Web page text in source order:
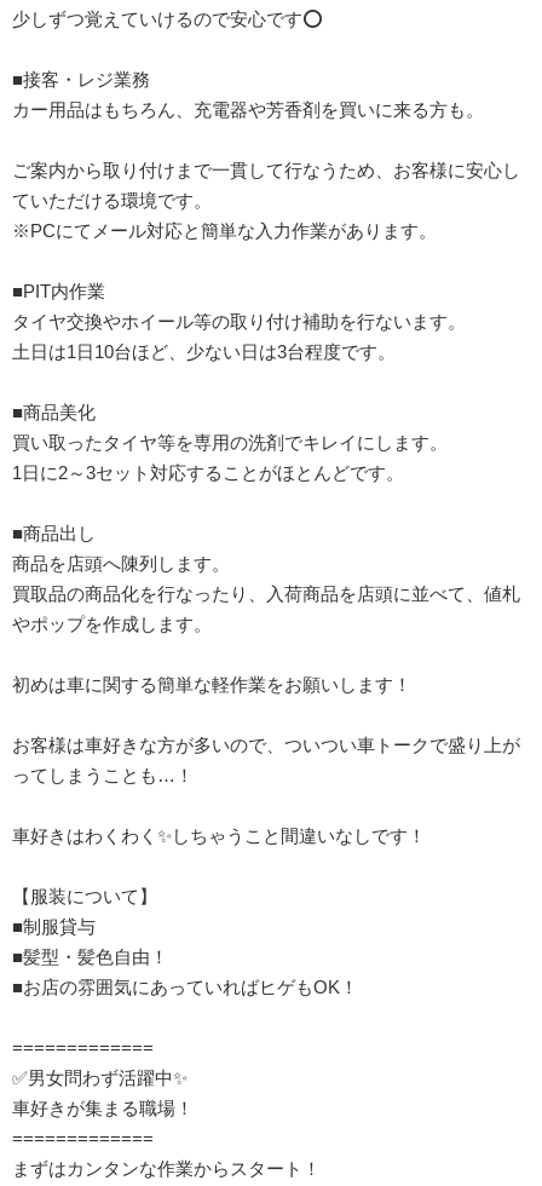
少しずつ覚えていけるので安心です⭕️
■接客・レジ業務
カー用品はもちろん、充電器や芳香剤を買いに来る方も。
ご案内から取り付けまで一貫して行なうため、お客様に安心し
ていただける環境です。
※PCにてメール対応と簡単な入力作業があります。
■PIT内作業
タイヤ交換やホイール等の取り付け補助を行ないます。
土日は1日10台ほど、少ない日は3台程度です。
■商品美化
買い取ったタイヤ等を専用の洗剤でキレイにします。
1日に2～3セット対応することがほとんどです。
■商品出し
商品を店頭へ陳列します。
買取品の商品化を行なったり、入荷商品を店頭に並べて、値札
やポップを作成します。
初めは車に関する簡単な軽作業をお願いします！
お客様は車好きな方が多いので、ついつい車トークで盛り上が
ってしまうことも…！
車好きはわくわく✨しちゃうこと間違いなしです！
【服装について】
■制服貸与
■髪型・髪色自由！
■お店の雰囲気にあっていればヒゲもOK！
=============
✅男女問わず活躍中✨
車好きが集まる職場！
=============
まずはカンタンな作業からスタート！